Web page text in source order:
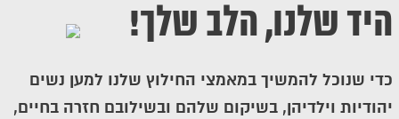
היד שלנו, הלב שלך!
כדי שנוכל להמשיך במאמצי החילוץ שלנו למען נשים
יהודיות וילדיהן, בשיקום שלהם ובשילובם חזרה בחיים,